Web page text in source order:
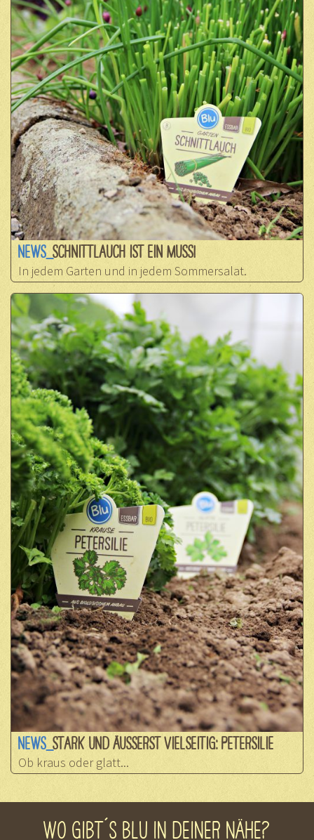
NEWS_ SCHNITTLAUCH IST EIN MUSS!
In jedem Garten und in jedem Sommersalat.
NEWS_ STARK UND ÄUSSERST VIELSEITIG: PETERSILIE
Ob kraus oder glatt...
WO GIBT´S BLU IN DEINER NÄHE?